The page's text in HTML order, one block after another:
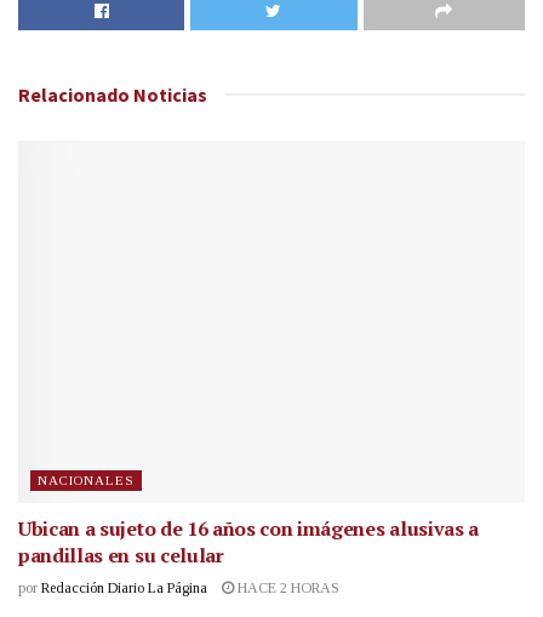
Relacionado Noticias
NACIONALES
Ubican a sujeto de 16 años con imágenes alusivas a
pandillas en su celular
por Redacción Diario La Página HACE 2 HORAS